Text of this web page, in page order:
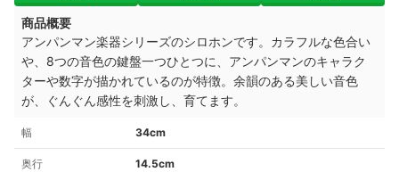
商品概要
アンパンマン楽器シリーズのシロホンです。カラフルな色合い
や、8つの音色の鍵盤一つひとつに、アンパンマンのキャラク
ターや数字が描かれているのが特徴。 余韻のある美しい音色
が、
ぐんぐん感性を刺激し、育てます。
幅 34cm
奥行 14.5cm